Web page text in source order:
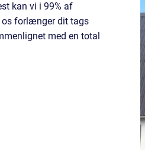
kan vi i 99% af
os forlænger dit tags
med en total